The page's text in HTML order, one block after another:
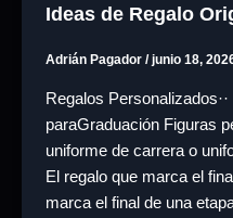
Ideas de Regalo
Adrián Pagador /junio 18,
Regalos
paraGraduación Figuras
uniforme de carrera o
El regalo que marca el
marca el final de una